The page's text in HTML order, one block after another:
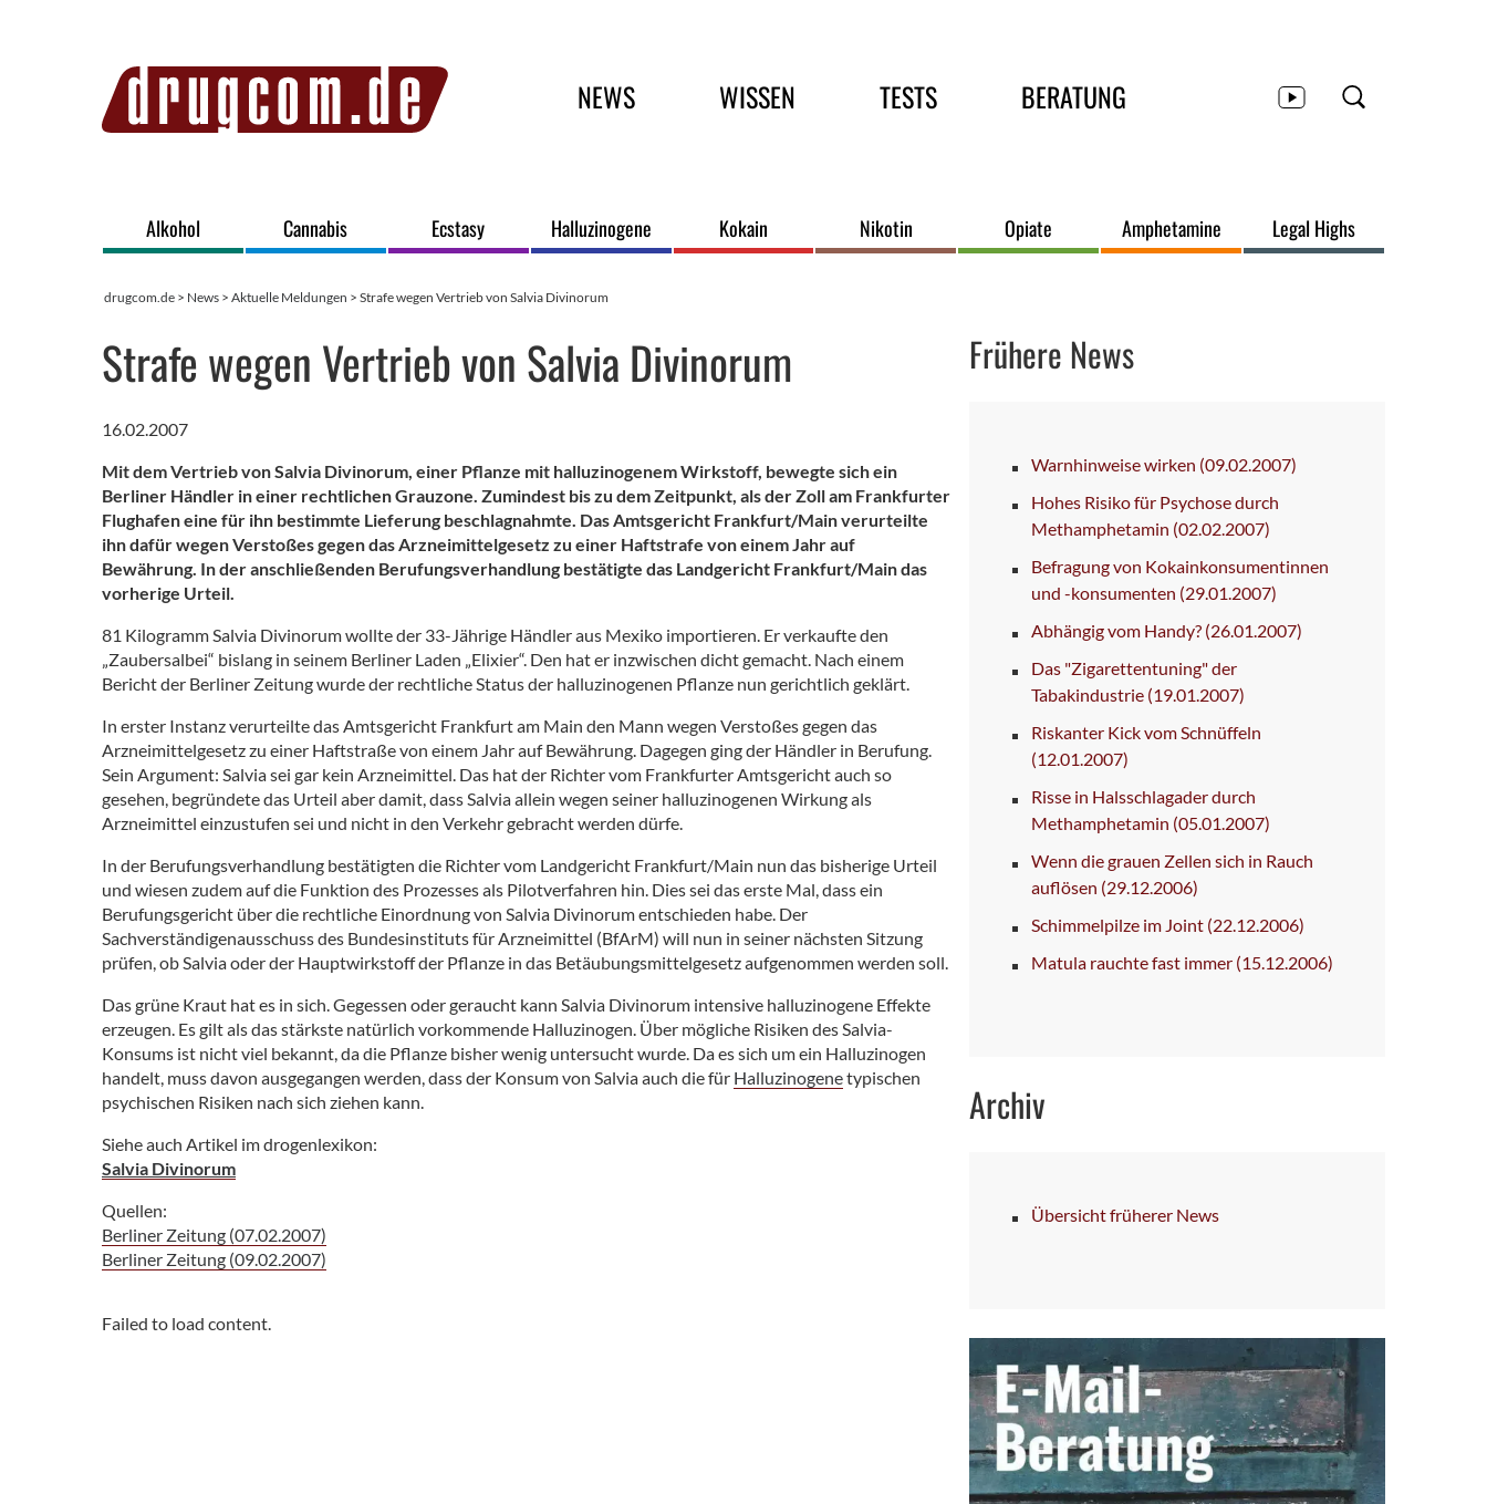
Hauptmenü
NEWS WISSEN TESTS BERATUNG
Alkohol Cannabis Ecstasy Halluzinogene Kokain Nikotin Opiate Amphetamine Legal Highs
drugcom.de > News > Aktuelle Meldungen > Strafe wegen Vertrieb von Salvia Divinorum
Strafe wegen Vertrieb von Salvia Divinorum
16.02.2007
Mit dem Vertrieb von Salvia Divinorum, einer Pflanze mit halluzinogenem Wirkstoff, bewegte sich ein
Berliner Händler in einer rechtlichen Grauzone. Zumindest bis zu dem Zeitpunkt, als der Zoll am Frankfurter
Flughafen eine für ihn bestimmte Lieferung beschlagnahmte. Das Amtsgericht Frankfurt/Main verurteilte
ihn dafür wegen Verstoßes gegen das Arzneimittelgesetz zu einer Haftstrafe von einem Jahr auf
Bewährung. In der anschließenden Berufungsverhandlung bestätigte das Landgericht Frankfurt/Main das
vorherige Urteil.
81 Kilogramm Salvia Divinorum wollte der 33-Jährige Händler aus Mexiko importieren. Er verkaufte den
„Zaubersalbei“ bislang in seinem Berliner Laden „Elixier“. Den hat er inzwischen dicht gemacht. Nach einem
Bericht der Berliner Zeitung wurde der rechtliche Status der halluzinogenen Pflanze nun gerichtlich geklärt.
In erster Instanz verurteilte das Amtsgericht Frankfurt am Main den Mann wegen Verstoßes gegen das
Arzneimittelgesetz zu einer Haftstraße von einem Jahr auf Bewährung. Dagegen ging der Händler in Berufung.
Sein Argument: Salvia sei gar kein Arzneimittel. Das hat der Richter vom Frankfurter Amtsgericht auch so
gesehen, begründete das Urteil aber damit, dass Salvia allein wegen seiner halluzinogenen Wirkung als
Arzneimittel einzustufen sei und nicht in den Verkehr gebracht werden dürfe.
In der Berufungsverhandlung bestätigten die Richter vom Landgericht Frankfurt/Main nun das bisherige Urteil
und wiesen zudem auf die Funktion des Prozesses als Pilotverfahren hin. Dies sei das erste Mal, dass ein
Berufungsgericht über die rechtliche Einordnung von Salvia Divinorum entschieden habe. Der
Sachverständigenausschuss des Bundesinstituts für Arzneimittel (BfArM) will nun in seiner nächsten Sitzung
prüfen, ob Salvia oder der Hauptwirkstoff der Pflanze in das Betäubungsmittelgesetz aufgenommen werden soll.
Das grüne Kraut hat es in sich. Gegessen oder geraucht kann Salvia Divinorum intensive halluzinogene Effekte
erzeugen. Es gilt als das stärkste natürlich vorkommende Halluzinogen. Über mögliche Risiken des Salvia-
Konsums ist nicht viel bekannt, da die Pflanze bisher wenig untersucht wurde. Da es sich um ein Halluzinogen
handelt, muss davon ausgegangen werden, dass der Konsum von Salvia auch die für Halluzinogenetypischen
psychischen Risiken nach sich ziehen kann.
Siehe auch Artikel im drogenlexikon:
Salvia Divinorum
Quellen:
Berliner Zeitung (07.02.2007)
Berliner Zeitung (09.02.2007)
Failed to load content.
Frühere News
Warnhinweise wirken (09.02.2007)
Hohes Risiko für Psychose durch
Methamphetamin (02.02.2007)
Befragung von Kokainkonsumentinnen
und -konsumenten (29.01.2007)
Abhängig vom Handy? (26.01.2007)
Das "Zigarettentuning" der
Tabakindustrie (19.01.2007)
Riskanter Kick vom Schnüffeln
(12.01.2007)
Risse in Halsschlagader durch
Methamphetamin (05.01.2007)
Wenn die grauen Zellen sich in Rauch
auflösen (29.12.2006)
Schimmelpilze im Joint (22.12.2006)
Matula rauchte fast immer (15.12.2006)
Archiv
Übersicht früherer News